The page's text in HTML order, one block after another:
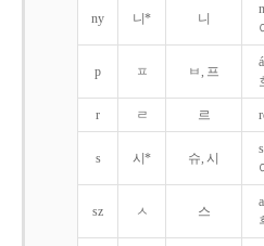
ny 니* 니
p ㅍ ㅂ, 프
r ㄹ 르
s 시* 슈, 시
sz ㅅ 스